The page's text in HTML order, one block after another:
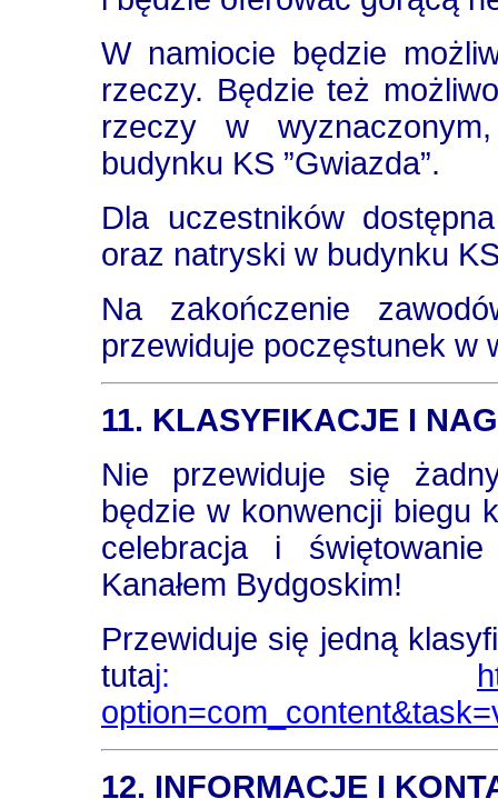
W namiocie będzie
rzeczy. Będzie też
rzeczy w
budynku KS ”Gwiazda”.
Dla uczestników
oraz natryski w budynku
Na zakończenie
przewiduje poczęstunek w
11. KLASYFIKACJE I
Nie przewiduje się
będzie w konwencji biegu
celebracja i
Kanałem Bydgoskim!
Przewiduje się jedną
tutaj:
12. INFORMACJE I